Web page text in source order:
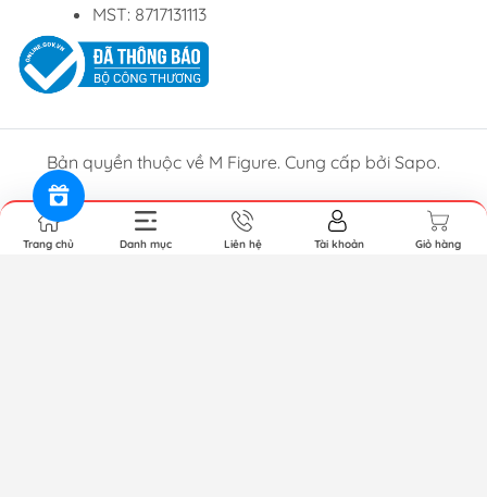
MST: 8717131113
Bản quyền thuộc về M Figure. Cung cấp bởi Sapo.
Trang chủ Danh mục Liên hệ Tài khoản Giỏ hàng